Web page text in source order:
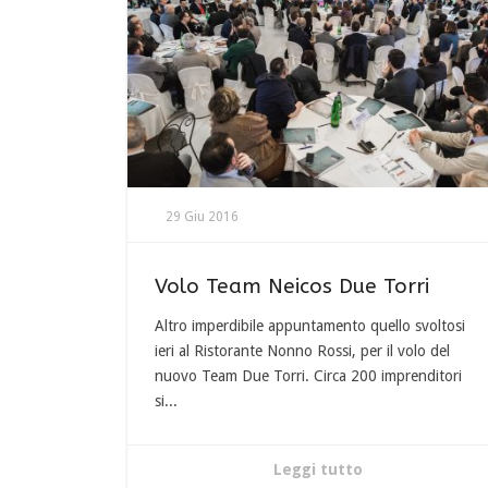
29 Giu 2016
Volo Team Neicos Due Torri
Altro imperdibile appuntamento quello svoltosi
ieri al Ristorante Nonno Rossi, per il volo del
nuovo Team Due Torri. Circa 200 imprenditori
si...
Leggi tutto